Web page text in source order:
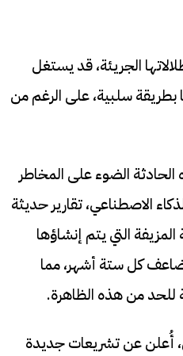
الجريئة، قد يستغل
سلبية، على الرغم من
الضوء على المخاطر
الاصطناعي، تقارير حديثة
التي يتم إنشاؤها
كل ستة أشهر، مما
من هذه الظاهرة.
أُعلن عن تشريعات جديدة